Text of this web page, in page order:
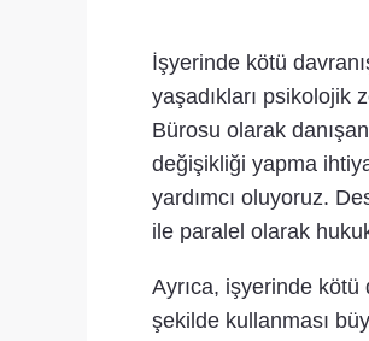
İşyerinde kötü
yaşadıkları psikolojik
Bürosu olarak
değişikliği yapma
yardımcı oluyoruz.
ile paralel olarak
Ayrıca, işyerinde kötü
şekilde kullanması